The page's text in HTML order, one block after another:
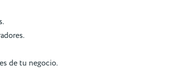
de tu negocio.